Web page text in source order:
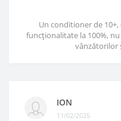
Un conditioner de
funcționalitate la 100%,
vânzătorilor
ION
11/02/2025